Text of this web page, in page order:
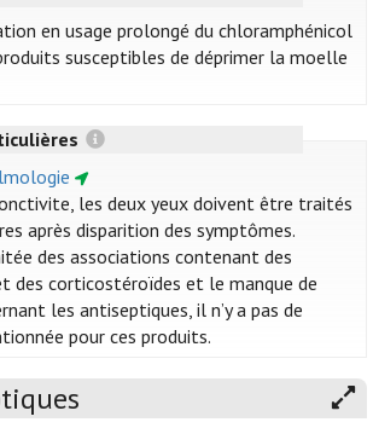
en usage prolongé du chloramphénicol
susceptibles de déprimer la moelle
les deux yeux doivent être traités
après disparition des symptômes.
des associations contenant des
des corticostéroïdes et le manque de
les antiseptiques, il n’y a pas de
pour ces produits.